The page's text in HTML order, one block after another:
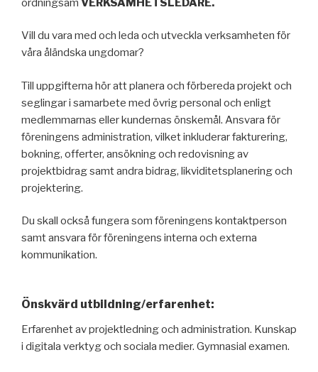
ordningsam VERKSAMHETSLEDARE.
Vill du vara med och leda och utveckla verksamheten för
våra åländska ungdomar?
Till uppgifterna hör att planera och förbereda projekt och
seglingar i samarbete med övrig personal och enligt
medlemmarnas eller kundernas önskemål. Ansvara för
föreningens administration, vilket inkluderar fakturering,
bokning, offerter, ansökning och redovisning av
projektbidrag samt andra bidrag, likviditetsplanering och
projektering.
Du skall också fungera som föreningens kontaktperson
samt ansvara för föreningens interna och externa
kommunikation.
Önskvärd utbildning/erfarenhet:
Erfarenhet av projektledning och administration. Kunskap
i digitala verktyg och sociala medier. Gymnasial examen.